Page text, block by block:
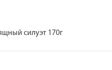
силуэт 170г